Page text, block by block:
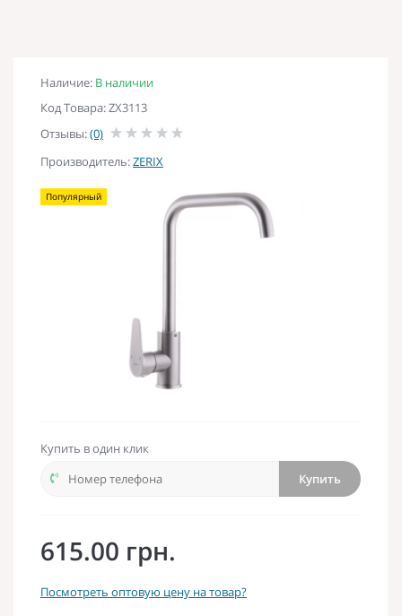
Наличие: В наличии
Код Товара: ZX3113
Отзывы:(0)
Производитель:ZERIX
Популярный
Купить в один клик
Купить
615.00 грн.
Посмотреть оптовую цену на товар?